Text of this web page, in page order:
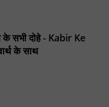
के सभी दोहे - Kabir Ke
के साथ